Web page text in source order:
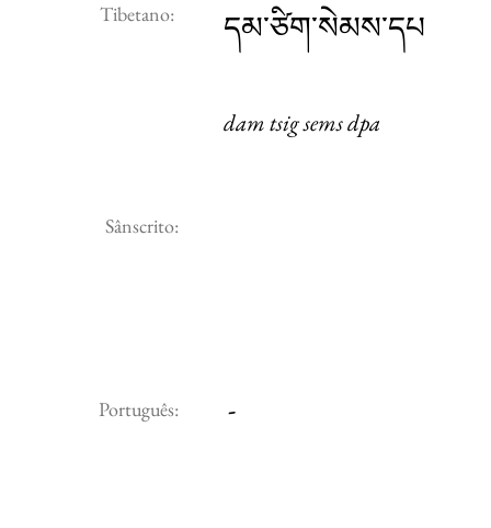
Tibetano: དམ་ཙིག་སེམས་དཔ
dam tsig sems dpa
Sânscrito:
Português: -